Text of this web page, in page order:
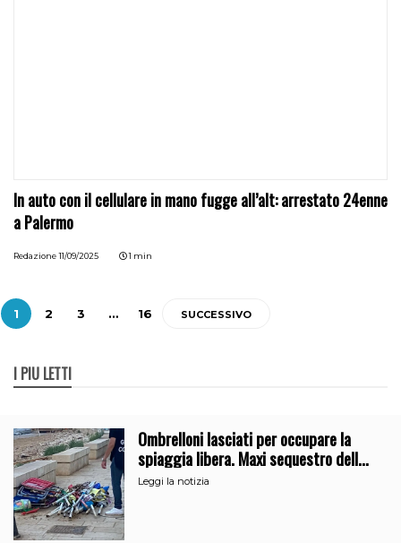
In auto con il cellulare in mano fugge all’alt: arrestato 24enne
a Palermo
Redazione 11/09/2025 1 min
1 2 3 … 16 SUCCESSIVO
I PIÙ LETTI
Ombrelloni lasciati per occupare la
spiaggia libera. Maxi sequestro della
Guardia Costiera
Leggi la notizia